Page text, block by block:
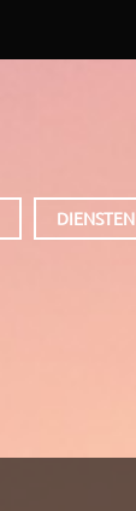
DIENSTEN